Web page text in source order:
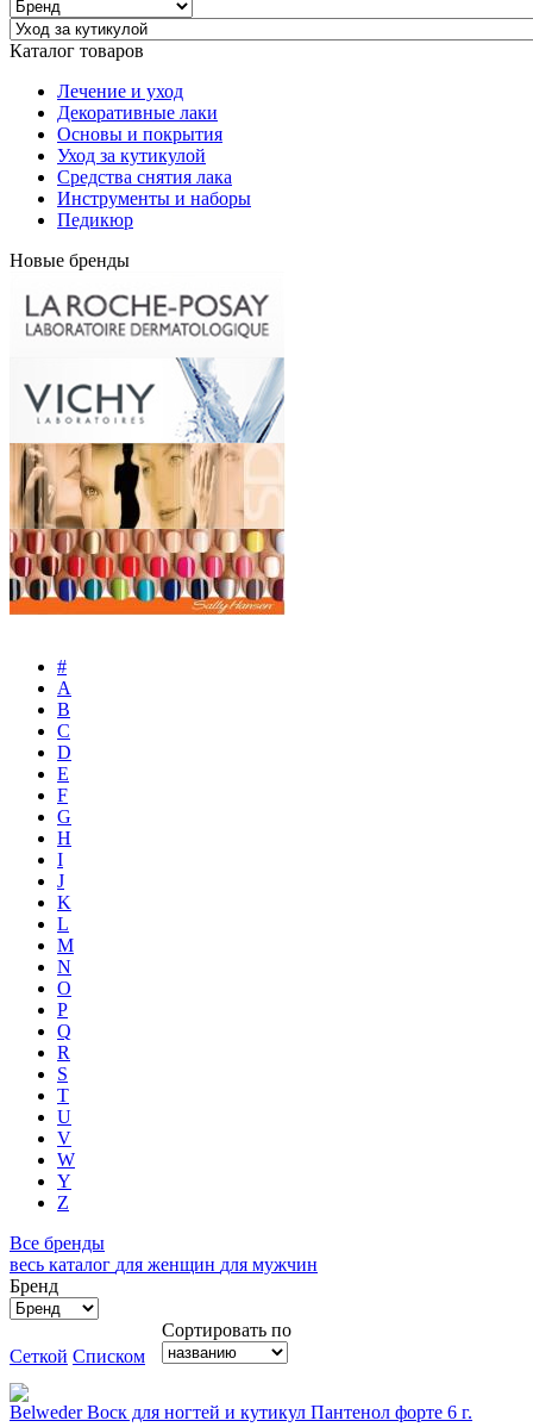
Каталог товаров
Лечение и уход
Декоративные лаки
Основы и покрытия
Уход за кутикулой
Средства снятия лака
Инструменты и наборы
Педикюр
Новые бренды
#
A
B
C
D
E
F
G
H
I
J
K
L
M
N
O
P
Q
R
S
T
U
V
W
Y
Z
Все бренды
весь каталог для женщин для мужчин
Бренд
Сортировать по
Сеткой Списком
Belweder Воск для ногтей и кутикул Пантенол форте 6 г.